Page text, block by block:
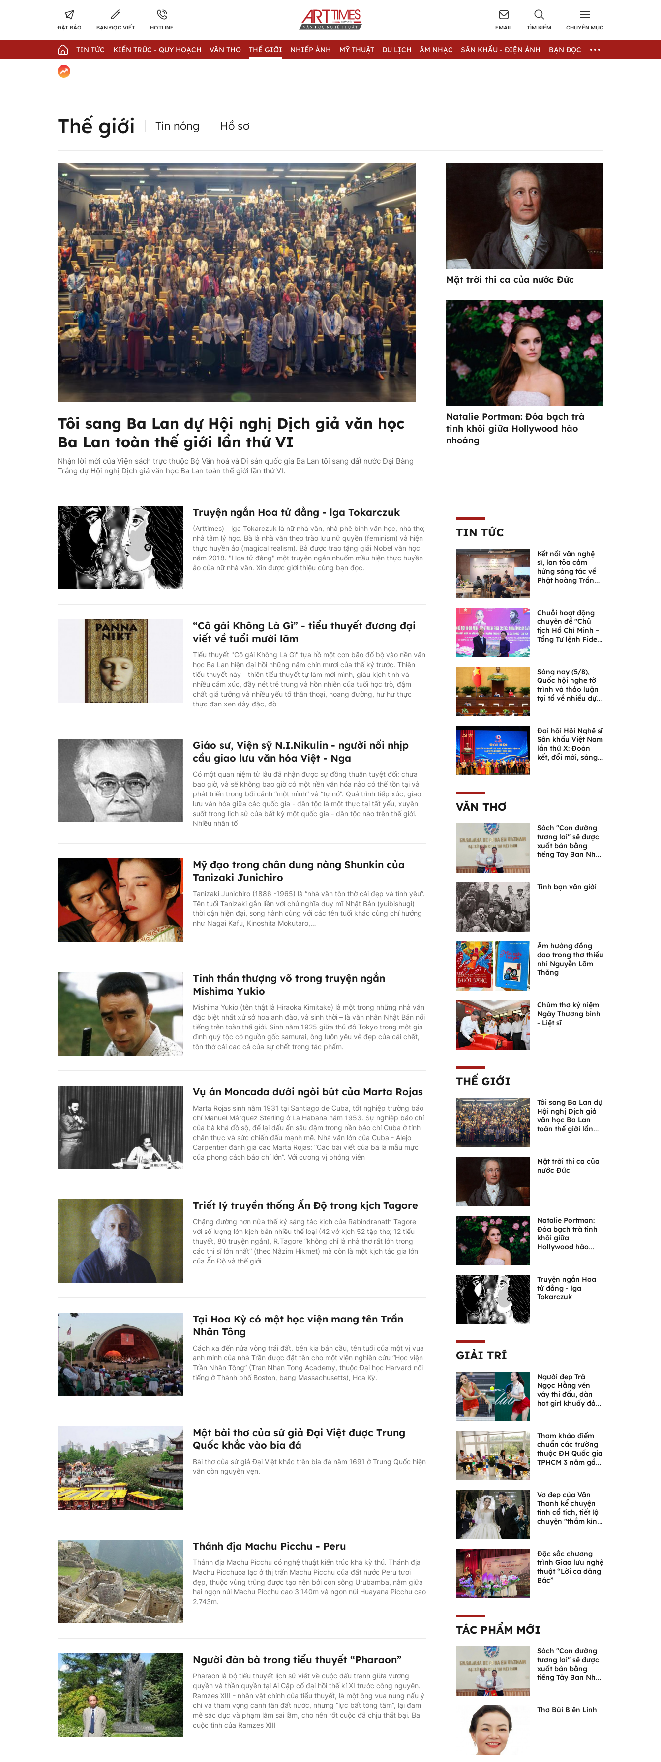
ĐẶT BÁO BẠN ĐỌC VIẾT HOTLINE EMAIL TÌM KIẾM CHUYÊN MỤC
TIN TỨC KIẾN TRÚC - QUY HOẠCH VĂN THƠ THẾ GIỚI NHIẾP ẢNH MỸ THUẬT DU LỊCH ÂM NHẠC SÂN KHẤU - ĐIỆN ẢNH BẠN ĐỌC
Thế giới Tin nóng Hồ sơ
Tôi sang Ba Lan dự Hội nghị Dịch giả văn học
Ba Lan toàn thế giới lần thứ VI
Nhận lời mời của Viện sách trực thuộc Bộ Văn hoá và Di sản quốc gia Ba Lan tôi sang đất nước Đại Bàng
Trắng dự Hội nghị Dịch giả văn học Ba Lan toàn thế giới lần thứ VI.
Mặt trời thi ca của nước Đức
Natalie Portman: Đóa bạch trà
tinh khôi giữa Hollywood hào
nhoáng
Truyện ngắn Hoa tử đằng - lga Tokarczuk
(Arttimes) - lga Tokarczuk là nữ nhà văn, nhà phê bình văn học, nhà thơ,
nhà tâm lý học. Bà là nhà văn theo trào lưu nữ quyền (feminism) và hiện
thực huyền ảo (magical realism). Bà được trao tặng giải Nobel văn học
năm 2018. "Hoa tử đằng" một truyện ngắn nhuốm mầu hiện thực huyền
ảo của nữ nhà văn. Xin được giới thiệu cùng bạn đọc.
“Cô gái Không Là Gì” - tiểu thuyết đương đại
viết về tuổi mười lăm
Tiểu thuyết "Cô gái Không Là Gì" tựa hồ một cơn bão đổ bộ vào nền văn
học Ba Lan hiện đại hồi những năm chín mươi của thế kỷ trước. Thiên
tiểu thuyết này - thiên tiểu thuyết tự làm mới mình, giàu kịch tính và
nhiều cảm xúc, đầy nét trẻ trung và hồn nhiên của tuổi học trò, đậm
chất giả tưởng và nhiều yếu tố thần thoại, hoang đường, hư hư thực
thực đan xen dày đặc, đò
Giáo sư, Viện sỹ N.I.Nikulin - người nối nhịp
cầu giao lưu văn hóa Việt - Nga
Có một quan niệm từ lâu đã nhận được sự đồng thuận tuyệt đối: chưa
bao giờ, và sẽ không bao giờ có một nền văn hóa nào có thể tồn tại và
phát triển trong bối cảnh “một mình” và “tự nó”. Quá trình tiếp xúc, giao
lưu văn hóa giữa các quốc gia - dân tộc là một thực tại tất yếu, xuyên
suốt trong lịch sử của bất kỳ một quốc gia - dân tộc nào trên thế giới.
Nhiều nhân tố
Mỹ đạo trong chân dung nàng Shunkin của
Tanizaki Junichiro
Tanizaki Junichiro (1886 -1965) là “nhà văn tôn thờ cái đẹp và tình yêu”.
Tên tuổi Tanizaki gắn liền với chủ nghĩa duy mĩ Nhật Bản (yuibishugi)
thời cận hiện đại, song hành cùng với các tên tuổi khác cùng chí hướng
như Nagai Kafu, Kinoshita Mokutaro,…
Tinh thần thượng võ trong truyện ngắn
Mishima Yukio
Mishima Yukio (tên thật là Hiraoka Kimitake) là một trong những nhà văn
đặc biệt nhất xứ sở hoa anh đào, và sinh thời – là văn nhân Nhật Bản nổi
tiếng trên toàn thế giới. Sinh năm 1925 giữa thủ đô Tokyo trong một gia
đình quý tộc có nguồn gốc samurai, ông luôn yêu vẻ đẹp của cái chết,
tôn thờ cái cao cả của sự chết trong tác phẩm.
Vụ án Moncada dưới ngòi bút của Marta Rojas
Marta Rojas sinh năm 1931 tại Santiago de Cuba, tốt nghiệp trường báo
chí Manuel Márquez Sterling ở La Habana năm 1953. Sự nghiệp báo chí
của bà khá đồ sộ, để lại dấu ấn sâu đậm trong nền báo chí Cuba ở tính
chân thực và sức chiến đấu mạnh mẽ. Nhà văn lớn của Cuba - Alejo
Carpentier đánh giá cao Marta Rojas: “Các bài viết của bà là mẫu mực
của phong cách báo chí lớn”. Với cương vị phóng viên
Triết lý truyền thống Ấn Độ trong kịch Tagore
Chặng đường hơn nửa thế kỷ sáng tác kịch của Rabindranath Tagore
với số lượng lớn kịch bản nhiều thể loại (42 vở kịch 52 tập thơ, 12 tiểu
thuyết, 80 truyện ngắn), R.Tagore “không chỉ là nhà thơ rất lớn trong
các thi sĩ lớn nhất” (theo Nâzim Hikmet) mà còn là một kịch tác gia lớn
của Ấn Độ và thế giới.
Tại Hoa Kỳ có một học viện mang tên Trần
Nhân Tông
Cách xa đến nửa vòng trái đất, bên kia bán cầu, tên tuổi của một vị vua
anh minh của nhà Trần được đặt tên cho một viện nghiên cứu “Học viện
Trần Nhân Tông” (Tran Nhan Tong Academy, thuộc Đại học Harvard nổi
tiếng ở Thành phố Boston, bang Massachusetts), Hoa Kỳ.
Một bài thơ của sứ giả Đại Việt được Trung
Quốc khắc vào bia đá
Bài thơ của sứ giả Đại Việt khắc trên bia đá năm 1691 ở Trung Quốc hiện
vẫn còn nguyên vẹn.
Thánh địa Machu Picchu - Peru
Thánh địa Machu Picchu có nghệ thuật kiến trúc khá kỳ thú. Thánh địa
Machu Picchuọa lạc ở thị trấn Machu Picchu của đất nước Peru tươi
đẹp, thuộc vùng trũng được tạo nên bởi con sông Urubamba, nằm giữa
hai ngọn núi Machu Picchu cao 3.140m và ngọn núi Huayana Picchu cao
2.743m.
Người đàn bà trong tiểu thuyết “Pharaon”
Pharaon là bộ tiểu thuyết lịch sử viết về cuộc đấu tranh giữa vương
quyền và thần quyền tại Ai Cập cổ đại hồi thế kỉ XI trước công nguyên.
Ramzes XIII - nhân vật chính của tiểu thuyết, là một ông vua nung nấu ý
chí và tham vọng canh tân đất nước, nhưng “lực bất tòng tâm”, lại đam
mê sắc dục và phạm lắm sai lầm, cho nên rốt cuộc đã chịu thất bại. Ba
cuộc tình của Ramzes XIII
TIN TỨC
Kết nối văn nghệ
sĩ, lan tỏa cảm
hứng sáng tác về
Phật hoàng Trần
Chuỗi hoạt động
chuyên đề "Chủ
tịch Hồ Chí Minh –
Tổng Tư lệnh Fidel
Sáng nay (5/8),
Quốc hội nghe tờ
trình và thảo luận
tại tổ về nhiều dự
Đại hội Hội Nghệ sĩ
Sân khấu Việt Nam
lần thứ X: Đoàn
kết, đổi mới, sáng
VĂN THƠ
Sách "Con đường
tương lai" sẽ được
xuất bản bằng
tiếng Tây Ban Nha
Tình bạn văn giới
Âm hưởng đồng
dao trong thơ thiếu
nhi Nguyễn Lãm
Thắng
Chùm thơ kỷ niệm
Ngày Thương binh
- Liệt sĩ
THẾ GIỚI
Tôi sang Ba Lan dự
Hội nghị Dịch giả
văn học Ba Lan
toàn thế giới lần
Mặt trời thi ca của
nước Đức
Natalie Portman:
Đóa bạch trà tinh
khôi giữa
Hollywood hào
Truyện ngắn Hoa
tử đằng - lga
Tokarczuk
GIẢI TRÍ
Người đẹp Trà
Ngọc Hằng vén
váy thi đấu, dàn
hot girl khuấy đảo
Tham khảo điểm
chuẩn các trường
thuộc ĐH Quốc gia
TPHCM 3 năm gần
Vợ đẹp của Văn
Thanh kể chuyện
tình cổ tích, tiết lộ
chuyện "thầm kín"
Đặc sắc chương
trình Giao lưu nghệ
thuật “Lời ca dâng
Bác”
TÁC PHẨM MỚI
Sách "Con đường
tương lai" sẽ được
xuất bản bằng
tiếng Tây Ban Nha
Thơ Bùi Biên Linh